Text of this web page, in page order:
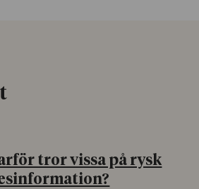
tror vissa på rysk